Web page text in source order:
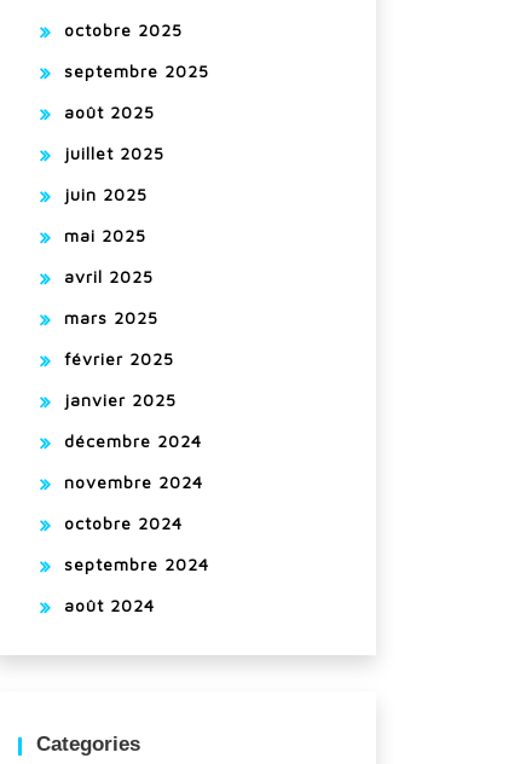
octobre 2025
septembre 2025
août 2025
juillet 2025
juin 2025
mai 2025
avril 2025
mars 2025
février 2025
janvier 2025
décembre 2024
novembre 2024
octobre 2024
septembre 2024
août 2024
Categories